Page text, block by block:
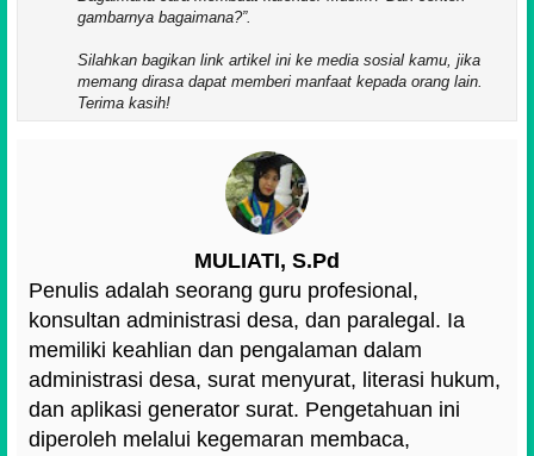
gambarnya bagaimana? .
Silahkan bagikan link artikel ini ke media sosial kamu, jika
memang dirasa dapat memberi manfaat kepada orang lain.
Terima kasih!
MULIATI, S.Pd
Penulis adalah seorang guru profesional,
konsultan administrasi desa, dan paralegal. Ia
memiliki keahlian dan pengalaman dalam
administrasi desa, surat menyurat, literasi hukum,
dan aplikasi generator surat. Pengetahuan ini
diperoleh melalui kegemaran membaca,